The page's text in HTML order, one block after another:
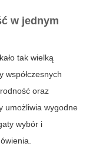
w jednym
tak wielką
współczesnych
oraz
umożliwia wygodne
wybór i